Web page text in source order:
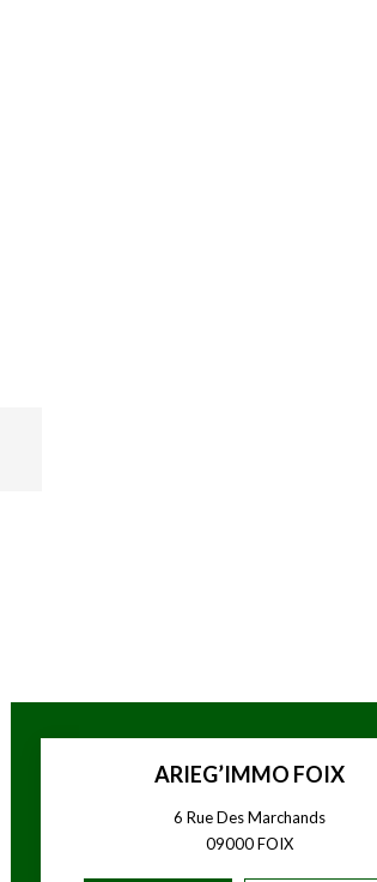
ARIEG’IMMO FOIX
6 Rue Des Marchands
09000FOIX